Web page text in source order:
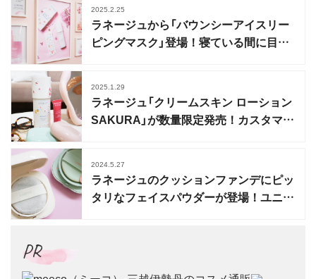
2025.2.25
ラネージュから「バウンシーアイスリー
ピングマスク」登場！寝ている間に目も
2025.1.29
ラネージュ「クリームスキン ローション
SAKURA」が数量限定発売！カスタマイ
2024.5.27
ラネージュのクッションファンデにピッ
タリなフェイスパウダーが登場！ユニー
PR